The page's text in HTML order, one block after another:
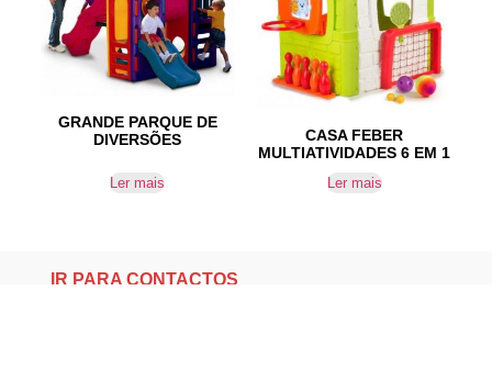
GRANDE PARQUE DE
DIVERSÕES
Ler mais
CASA FEBER
MULTIATIVIDADES 6 EM 1
Ler mais
IR PARA CONTACTOS